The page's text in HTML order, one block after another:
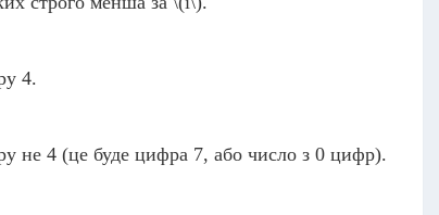
4.
не 4 (це буде цифра 7, або число з 0 цифр).